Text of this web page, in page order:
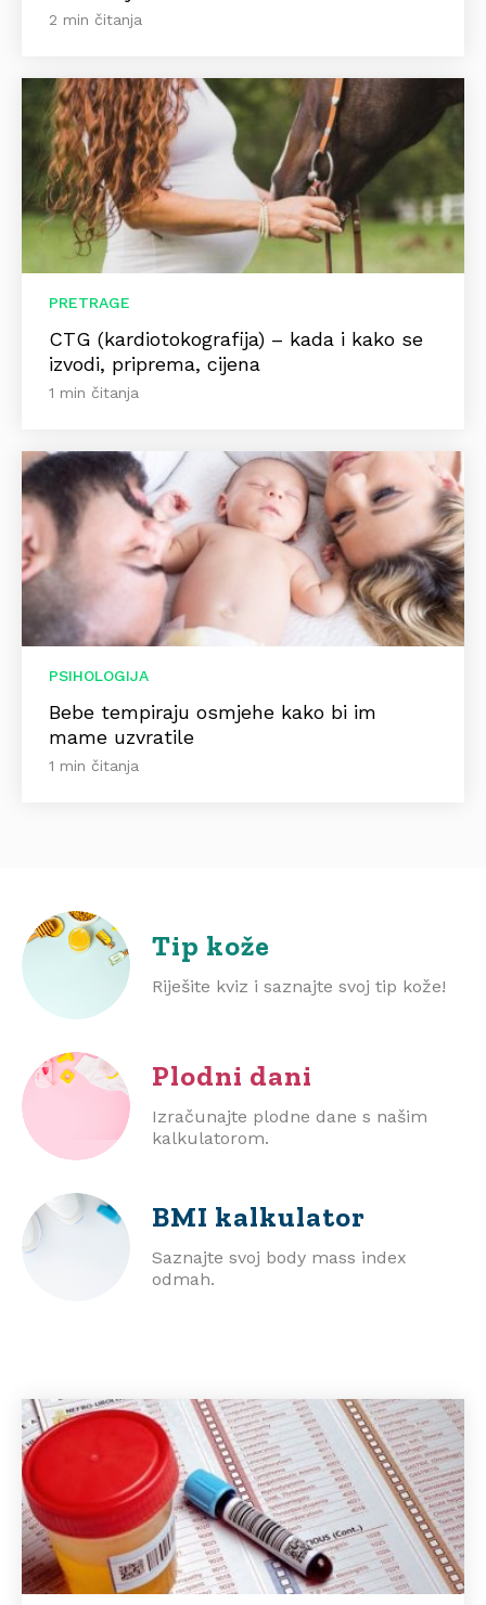
2 min čitanja
PRETRAGE
CTG (kardiotokografija) – kada i kako se
izvodi, priprema, cijena
1 min čitanja
PSIHOLOGIJA
Bebe tempiraju osmjehe kako bi im
mame uzvratile
1 min čitanja
Tip kože
Riješite kviz i saznajte svoj tip kože!
Plodni dani
Izračunajte plodne dane s našim
kalkulatorom.
BMI kalkulator
Saznajte svoj body mass index
odmah.